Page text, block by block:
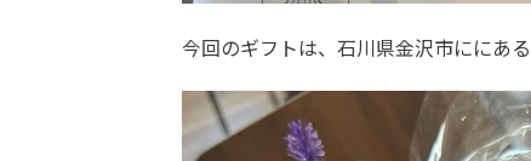
今回のギフトは、石川県金沢市ににあ